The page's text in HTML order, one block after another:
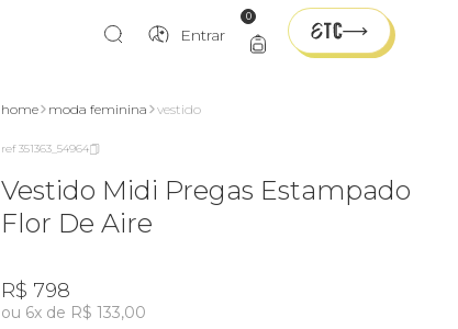
Entrar
0
home moda feminina vestido
ref 351363_54964
Vestido Midi Pregas Estampado
Flor De Aire
R$ 798
ou 6x de R$ 133,00